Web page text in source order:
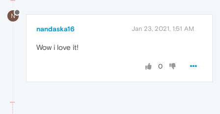
N
nandaska16 Jan 23, 2021, 1:51 AM
Wow i love it!
0